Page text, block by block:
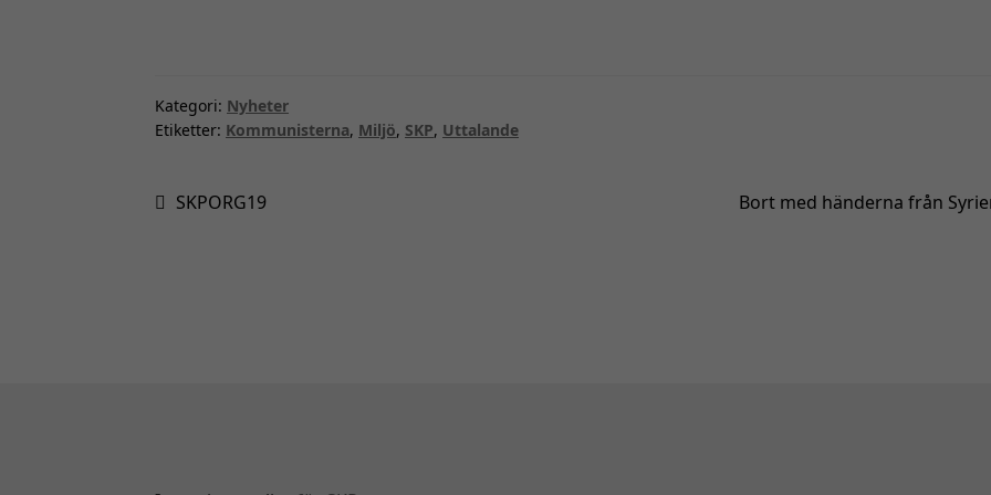
Kategori: Nyheter
Etiketter: Kommunisterna, Miljö, SKP, Uttalande
Inläggsnavigering
Föregående
SKPORG19
Nästa
Bort med händerna från